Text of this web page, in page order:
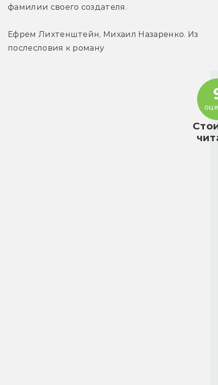
фамилии своего создателя.
Ефрем Лихтенштейн, Михаил Назаренко. Из
послесловия к роману